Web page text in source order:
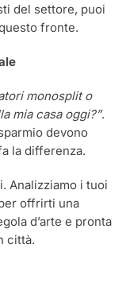
del settore, puoi
fronte.
monosplit o
mia casa oggi?”.
devono
la differenza.
Analizziamo i tuoi
offrirti una
d’arte e pronta
città.